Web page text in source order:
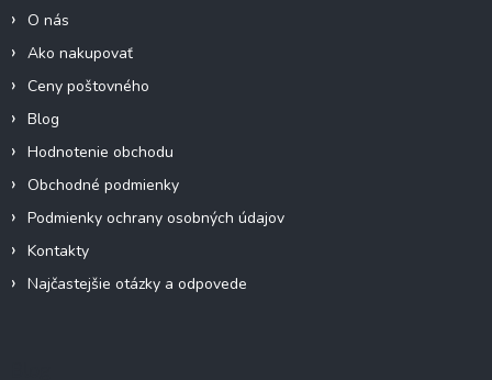
O nás
Ako nakupovať
Ceny poštovného
Blog
Hodnotenie obchodu
Obchodné podmienky
Podmienky ochrany osobných údajov
Kontakty
Najčastejšie otázky a odpovede